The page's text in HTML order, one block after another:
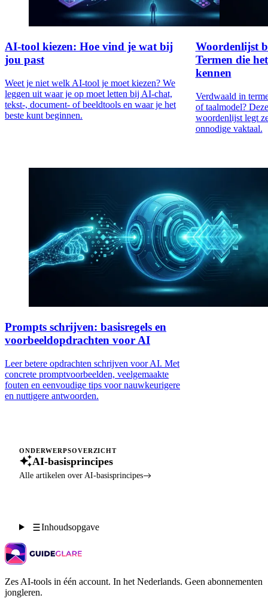
AI-tool kiezen: Hoe vind je wat bij
jou past
Weet je niet welk AI-tool je moet kiezen? We
leggen uit waar je op moet letten bij AI-chat,
tekst-, document- of beeldtools en waar je het
beste kunt beginnen.
Woordenlijst
Termen die
kennen
Verdwaald in
of taalmodel?
woordenlijst legt
onnodige vaktaal.
Prompts schrijven: basisregels en
voorbeeldopdrachten voor AI
Leer betere opdrachten schrijven voor AI. Met
concrete promptvoorbeelden, veelgemaakte
fouten en eenvoudige tips voor nauwkeurigere
en nuttigere antwoorden.
ONDERWERPSOVERZICHT
AI-basisprincipes
Alle artikelen over AI-basisprincipes
Inhoudsopgave
Zes AI-tools in één account. In het Nederlands. Geen abonnementen
jongleren.